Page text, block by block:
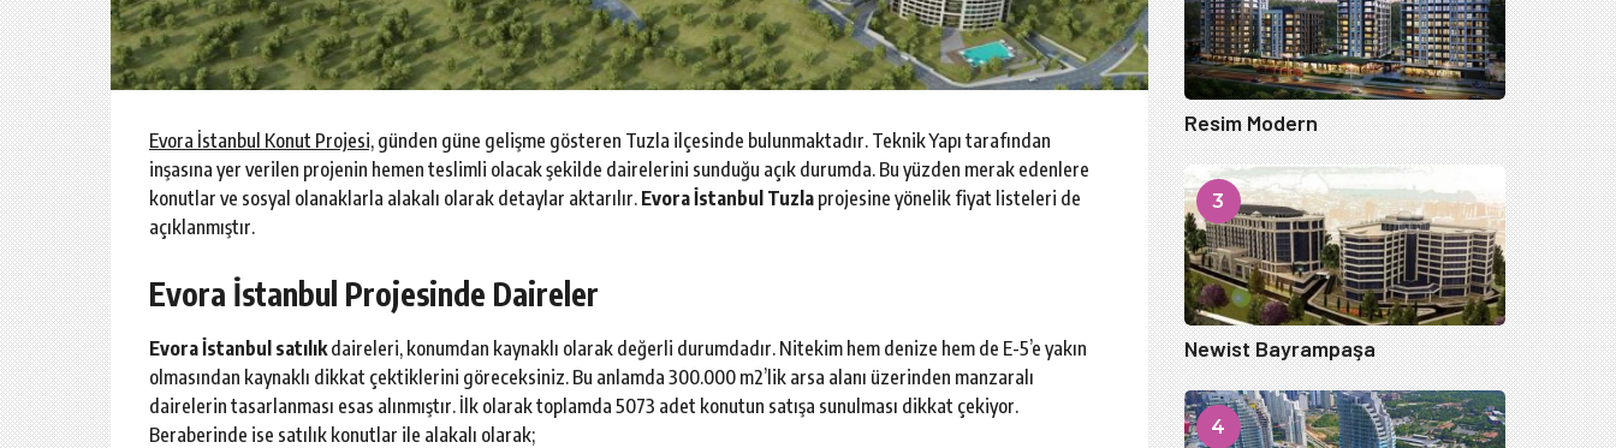
Evora İstanbul Konut Projesi, günden güne gelişme gösteren Tuzla ilçesinde bulunmaktadır. Teknik Yapı tarafından
inşasına yer verilen projenin hemen teslimli olacak şekilde dairelerini sunduğu açık durumda. Bu yüzden merak edenlere
konutlar ve sosyal olanaklarla alakalı olarak detaylar aktarılır. Evora İstanbul Tuzla projesine yönelik fiyat listeleri de
açıklanmıştır.
Evora İstanbul Projesinde Daireler
Evora İstanbul satılıkdaireleri, konumdan kaynaklı olarak değerli durumdadır. Nitekim hem denize hem de E-5’e yakın
olmasından kaynaklı dikkat çektiklerini göreceksiniz. Bu anlamda 300.000 m2’lik arsa alanı üzerinden manzaralı
dairelerin tasarlanması esas alınmıştır. İlk olarak toplamda 5073 adet konutun satışa sunulması dikkat çekiyor.
Beraberinde ise satılık konutlar ile alakalı olarak;
Resim Modern
3
Newist Bayrampaşa
4